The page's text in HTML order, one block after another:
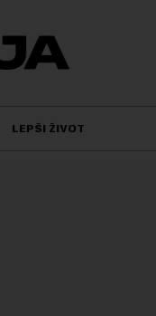
LEPŠI ŽIVOT